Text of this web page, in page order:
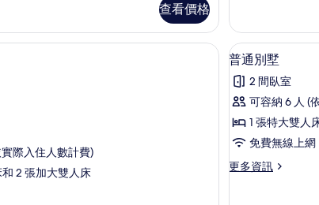
查看價格
所
有
相
片
房,
熱
水
浴
缸
的
詳
情
豪華別墅 | 高級寢具、客房內保險箱、遮光布/窗簾、免
際入住人數計費)
2 張加大雙人床
顯
示
普
通
別
的
7
普通別墅
2 間臥室
可容納 6 人 (
1 張特大雙人
免費無線上網
更多資訊
更